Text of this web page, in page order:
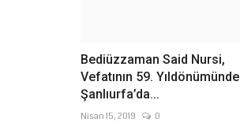
Bediüzzaman Said Nursi,
Vefatının 59. Yıldönümünde
Şanlıurfa’da...
Nisan 15, 2019 0